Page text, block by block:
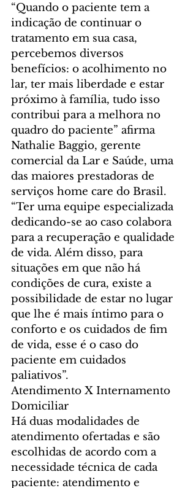
“Quando o paciente tem a
indicação de continuar o
tratamento em sua casa,
percebemos diversos
benefícios: o acolhimento no
lar, ter mais liberdade e estar
próximo à família, tudo isso
contribui para a melhora no
quadro do paciente” afirma
Nathalie Baggio, gerente
comercial da Lar e Saúde, uma
das maiores prestadoras de
serviços home care do Brasil.
“Ter uma equipe especializada
dedicando-se ao caso colabora
para a recuperação e qualidade
de vida. Além disso, para
situações em que não há
condições de cura, existe a
possibilidade de estar no lugar
que lhe é mais íntimo para o
conforto e os cuidados de fim
de vida, esse é o caso do
paciente em cuidados
paliativos”.
Atendimento X Internamento
Domiciliar
Há duas modalidades de
atendimento ofertadas e são
escolhidas de acordo com a
necessidade técnica de cada
paciente: atendimento e